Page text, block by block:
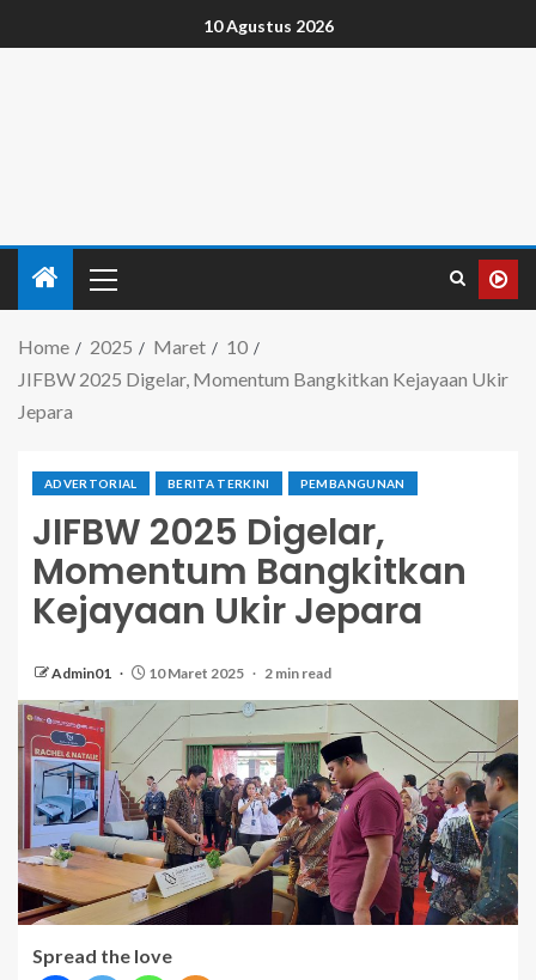
10 Agustus 2026
Home 2025 Maret
10
JIFBW 2025 Digelar, Momentum Bangkitkan Kejayaan Ukir
Jepara
ADVERTORIAL BERITA TERKINI PEMBANGUNAN
JIFBW 2025 Digelar,
Momentum Bangkitkan
Kejayaan Ukir Jepara
Admin01 10 Maret 2025 2 min read
Spread the love